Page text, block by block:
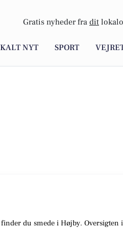
Gratis nyheder fra dit
NYT SPORT
du smede i Højby.